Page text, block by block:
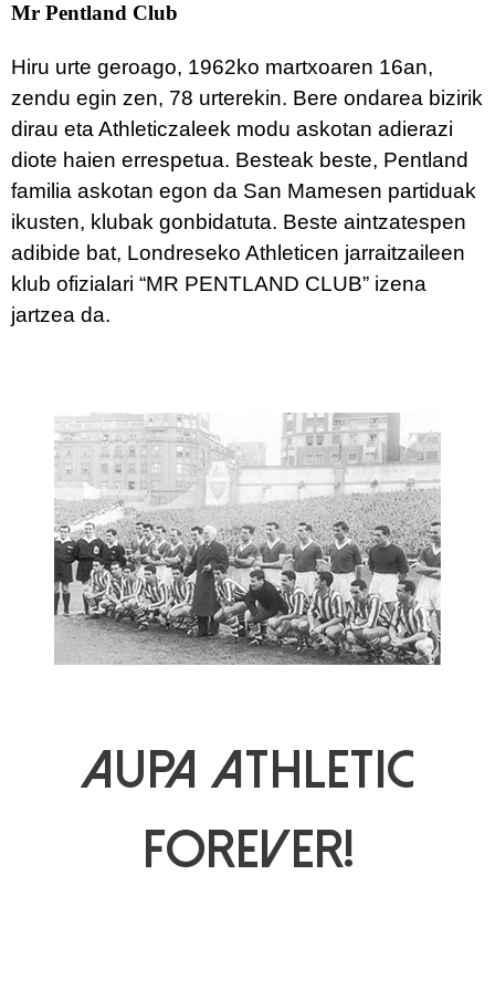
Mr Pentland Club
Hiru urte geroago, 1962ko martxoaren 16an,
zendu egin zen, 78 urterekin. Bere ondarea bizirik
dirau eta Athleticzaleek modu askotan adierazi
diote haien errespetua. Besteak beste, Pentland
familia askotan egon da San Mamesen partiduak
ikusten, klubak gonbidatuta. Beste aintzatespen
adibide bat, Londreseko Athleticen jarraitzaileen
klub ofizialari “MR PENTLAND CLUB” izena
jartzea da.
AUPA ATHLETIC
FOREVER!